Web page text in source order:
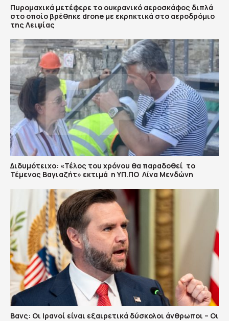
Πυρομαχικά μετέφερε το ουκρανικό αεροσκάφος διπλά
στο οποίο βρέθηκε drone με εκρηκτικά στο αεροδρόμιο
της Λειψίας
Διδυμότειχο: «Τέλος του χρόνου θα παραδοθεί το
Τέμενος Βαγιαζήτ» εκτιμά η ΥΠ.ΠΟ Λίνα Μενδώνη
Βανς: Οι Ιρανοί είναι εξαιρετικά δύσκολοι άνθρωποι – Οι